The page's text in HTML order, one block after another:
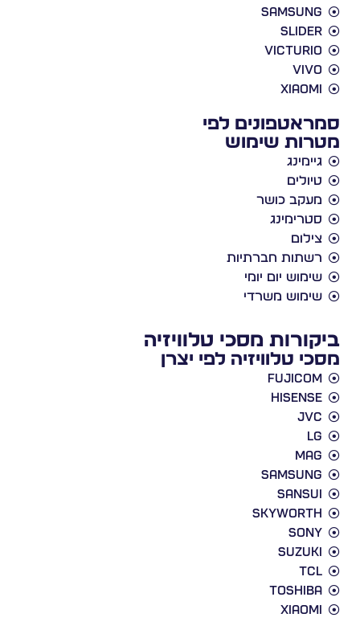
לפי
שימוש
כושר
חברתיות
יום יומי
משרדי
מסכי טלוויזיה
טלוויזיה לפי יצרן